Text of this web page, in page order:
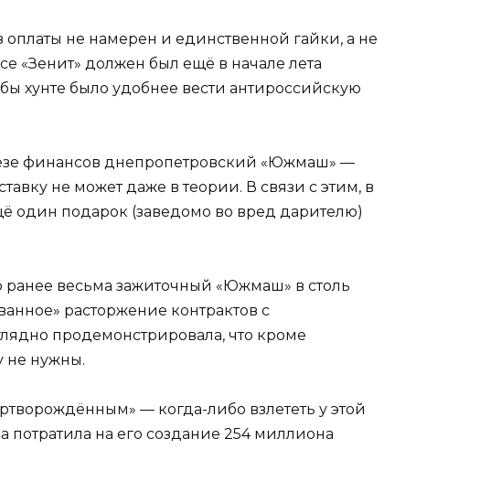
оплаты не намерен и единственной гайки, а не
«Зенит» должен был ещё в начале лета
хунте было удобнее вести антироссийскую
финансов днепропетровский «Южмаш» —
не может даже в теории. В связи с этим, в
один подарок (заведомо во вред дарителю)
ранее весьма зажиточный «Южмаш» в столь
расторжение контрактов с
продемонстрировала, что кроме
не нужны.
— когда-либо взлететь у этой
на его создание 254 миллиона